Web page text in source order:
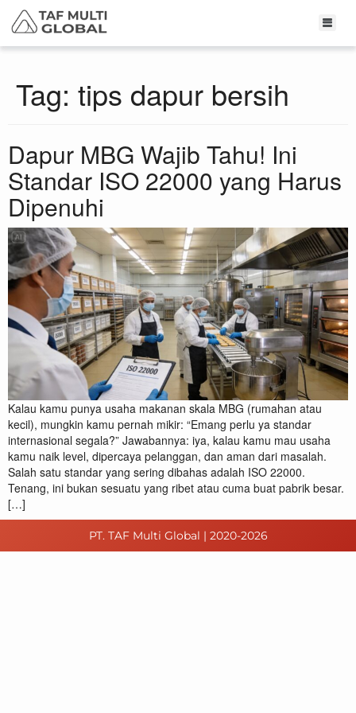
Tag: tips dapur bersih
Dapur MBG Wajib Tahu! Ini
Standar ISO 22000 yang Harus
Dipenuhi
Kalau kamu punya usaha makanan skala MBG (rumahan atau
kecil), mungkin kamu pernah mikir: “Emang perlu ya standar
internasional segala?” Jawabannya: iya, kalau kamu mau usaha
kamu naik level, dipercaya pelanggan, dan aman dari masalah.
Salah satu standar yang sering dibahas adalah ISO 22000.
Tenang, ini bukan sesuatu yang ribet atau cuma buat pabrik besar.
[…]
PT. TAF Multi Global | 2020-2026